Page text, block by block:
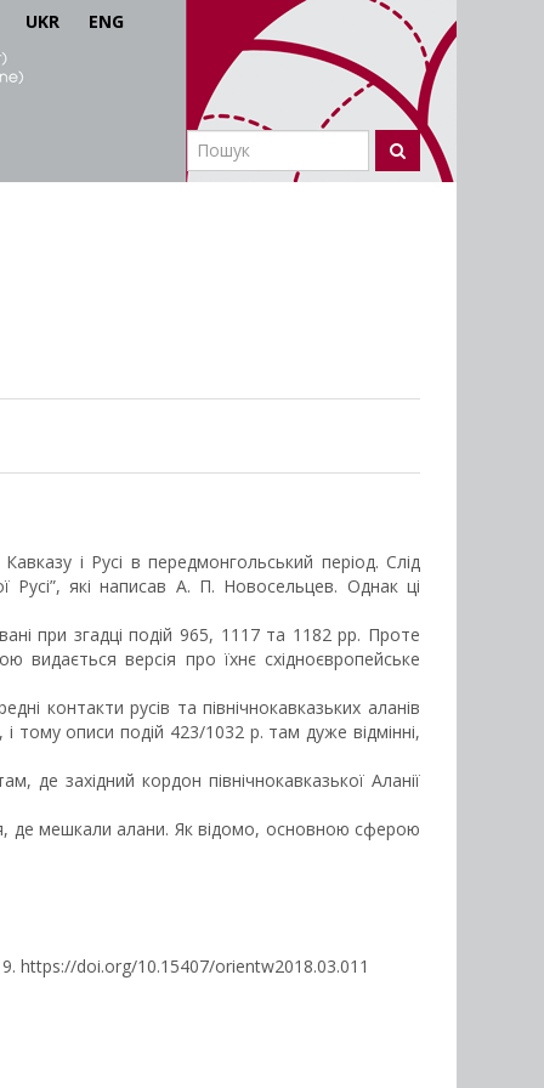
UKR ENG
і Русі в передмонгольський період. Слід
які написав А. П. Новосельцев. Однак ці
при згадці подій 965, 1117 та 1182 рр. Проте
видається версія про їхнє східноєвропейське
контакти русів та північнокавказьких аланів
і тому описи подій 423/1032 р. там дуже відмінні,
де західний кордон північнокавказької Аланії
де мешкали алани. Як відомо, основною сферою
https://doi.org/10.15407/orientw2018.03.011